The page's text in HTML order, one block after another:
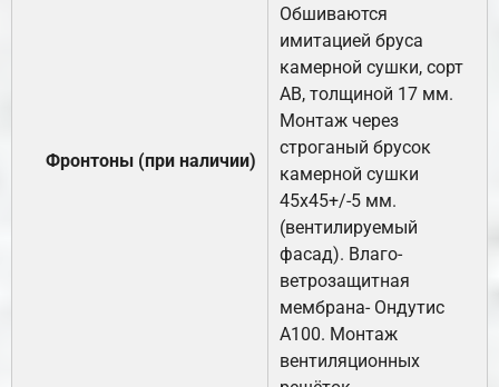
Фронтоны (при наличии)
Обшиваются
имитацией бруса
камерной сушки, сорт
АВ, толщиной 17 мм.
Монтаж через
строганый брусок
камерной сушки
45х45+/-5 мм.
(вентилируемый
фасад). Влаго-
ветрозащитная
мембрана- Ондутис
А100. Монтаж
вентиляционных